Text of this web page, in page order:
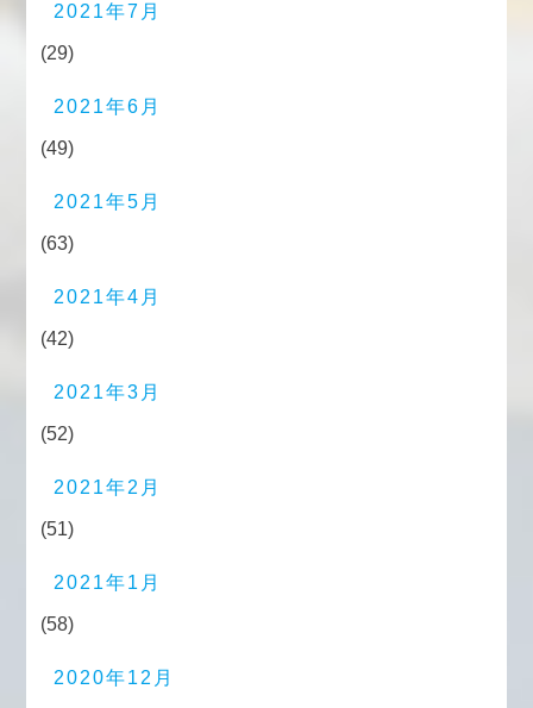
2021年7月
(29)
2021年6月
(49)
2021年5月
(63)
2021年4月
(42)
2021年3月
(52)
2021年2月
(51)
2021年1月
(58)
2020年12月